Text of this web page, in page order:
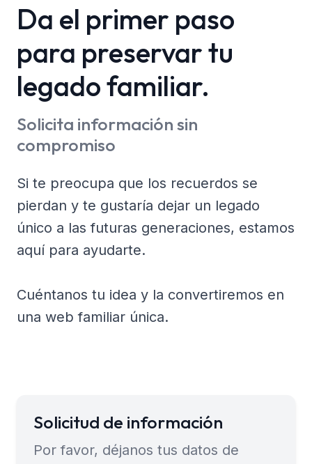
Da el primer paso
para preservar tu
legado familiar.
Solicita información sin
compromiso
Si te preocupa que los recuerdos se
pierdan y te gustaría dejar un legado
único a las futuras generaciones, estamos
aquí para ayudarte.
Cuéntanos tu idea y la convertiremos en
una web familiar única.
Solicitud de información
Por favor, déjanos tus datos de